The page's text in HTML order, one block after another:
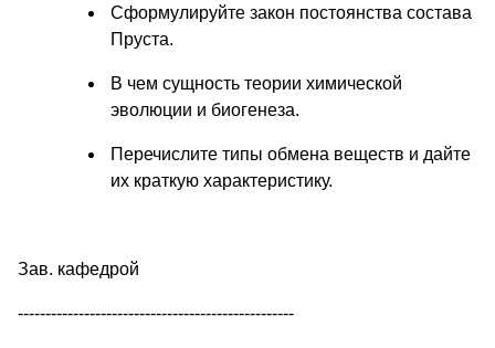
Сформулируйте закон постоянства состава
Пруста.
В чем сущность теории химической
эволюции и биогенеза.
Перечислите типы обмена веществ и дайте
их краткую характеристику.
Зав. кафедрой
--------------------------------------------------